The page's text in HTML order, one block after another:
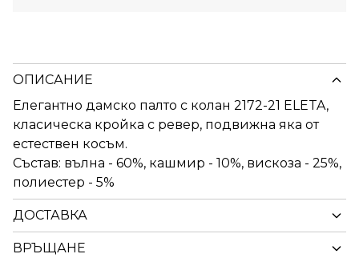
ОПИСАНИЕ
Елегантно дамско палто с колан 2172-21 ELETA,
класическа кройка с ревер, подвижна яка от
естествен косъм.
Състав: вълна - 60%, кашмир - 10%, вискоза - 25%,
полиестер - 5%
ДОСТАВКА
ВРЪЩАНЕ